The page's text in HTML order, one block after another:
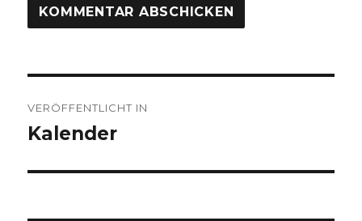
VERÖFFENTLICHT IN
Kalender